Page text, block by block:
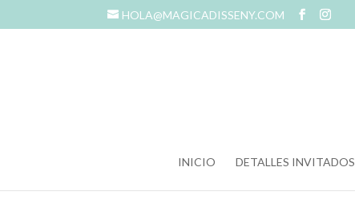
HOLA@MAGICADISSENY.COM
INICIO DETALLES INVITADOS